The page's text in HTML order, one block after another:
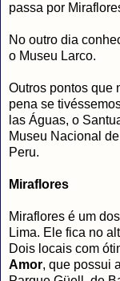
passa por
No outro dia
o Museu Larco.
Outros pontos que
pena se
las Águas, o
Museu Nacional
Peru.
Miraflores
Miraflores é um
Lima. Ele fica no
Dois locais com
Amor, que possui